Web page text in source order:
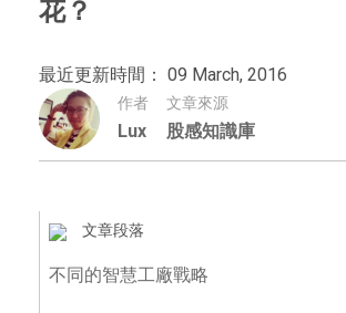
花？
最近更新時間： 09 March, 2016
作者
Lux
文章來源
股感知識庫
文章段落
不同的智慧工廠戰略